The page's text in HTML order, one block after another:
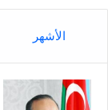
الأشهر